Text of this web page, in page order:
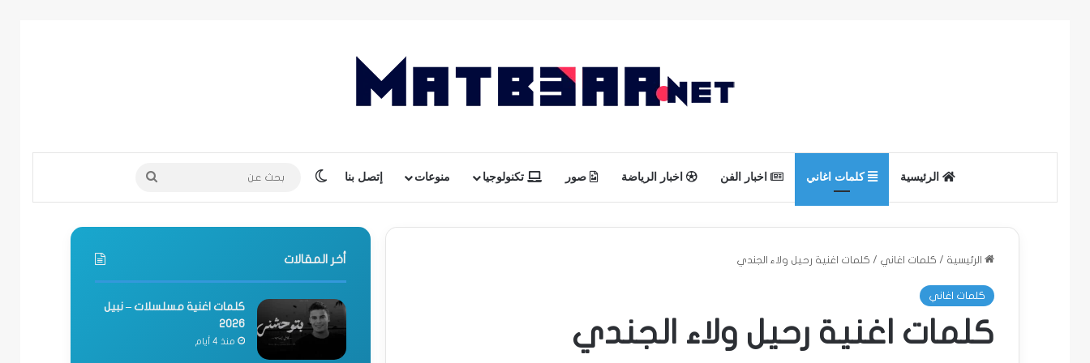
الرئيسية كلمات اغاني اخبار الفن اخبار الرياضة صور تكنولوجيا منوعات إتصل بنا الوضع المظلم بحث
عن
الرئيسية / كلمات اغاني / كلمات اغنية رحيل ولاء الجندي
كلمات اغاني
كلمات اغنية رحيل ولاء الجندي
أخر المقالات
كلمات اغنية مسلسلات – نبيل
2026
منذ 4 أيام